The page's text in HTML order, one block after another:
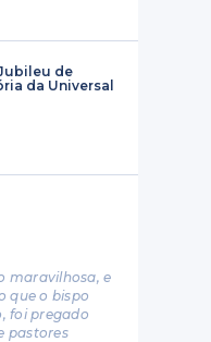
de
da Universal
maravilhosa, e
que o bispo
foi pregado
pastores